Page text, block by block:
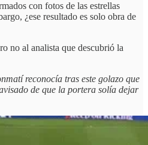
con fotos de las estrellas
¿ese resultado es solo obra de
no al analista que descubrió la
reconocía tras este golazo que
de que la portera solía dejar